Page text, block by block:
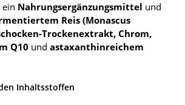
Nahrungsergänzungsmittel und
Reis (Monascus
Trockenextrakt, Chrom,
Q10 und astaxanthinreichem
Inhaltsstoffen